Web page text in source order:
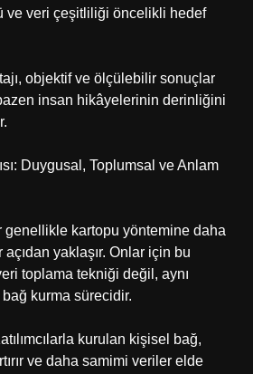
ve veri çeşitliliği öncelikli hedef
objektif ve ölçülebilir sonuçlar
insan hikâyelerinin derinliğini
Duygusal, Toplumsal ve Anlam
genellikle kartopu yöntemine daha
yaklaşır. Onlar için bu
toplama tekniği değil, aynı
kurma sürecidir.
kurulan kişisel bağ,
ve daha samimi veriler elde